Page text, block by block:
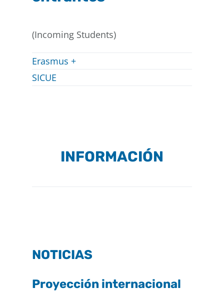
(Incoming Students)
Erasmus +
SICUE
INFORMACIÓN
NOTICIAS
Proyección internacional